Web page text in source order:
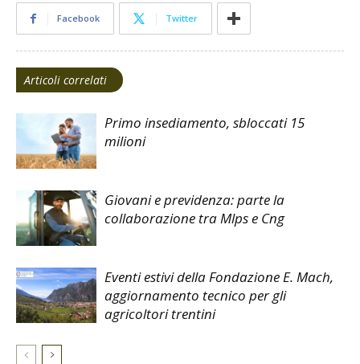
Facebook Twitter
Articoli correlati
Primo insediamento, sbloccati 15
milioni
Giovani e previdenza: parte la
collaborazione tra Mlps e Cng
Eventi estivi della Fondazione E. Mach,
aggiornamento tecnico per gli
agricoltori trentini